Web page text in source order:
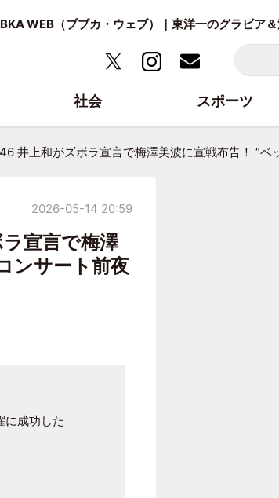
WEB（ブブカ・ウェブ）｜東洋一のグラビア
井上和がズボラ宣言で梅澤美波に宣戦布告！ “
2026-05-14 20:59
宣言で梅澤
ンサート前夜
に成功した
社会 スポーツ